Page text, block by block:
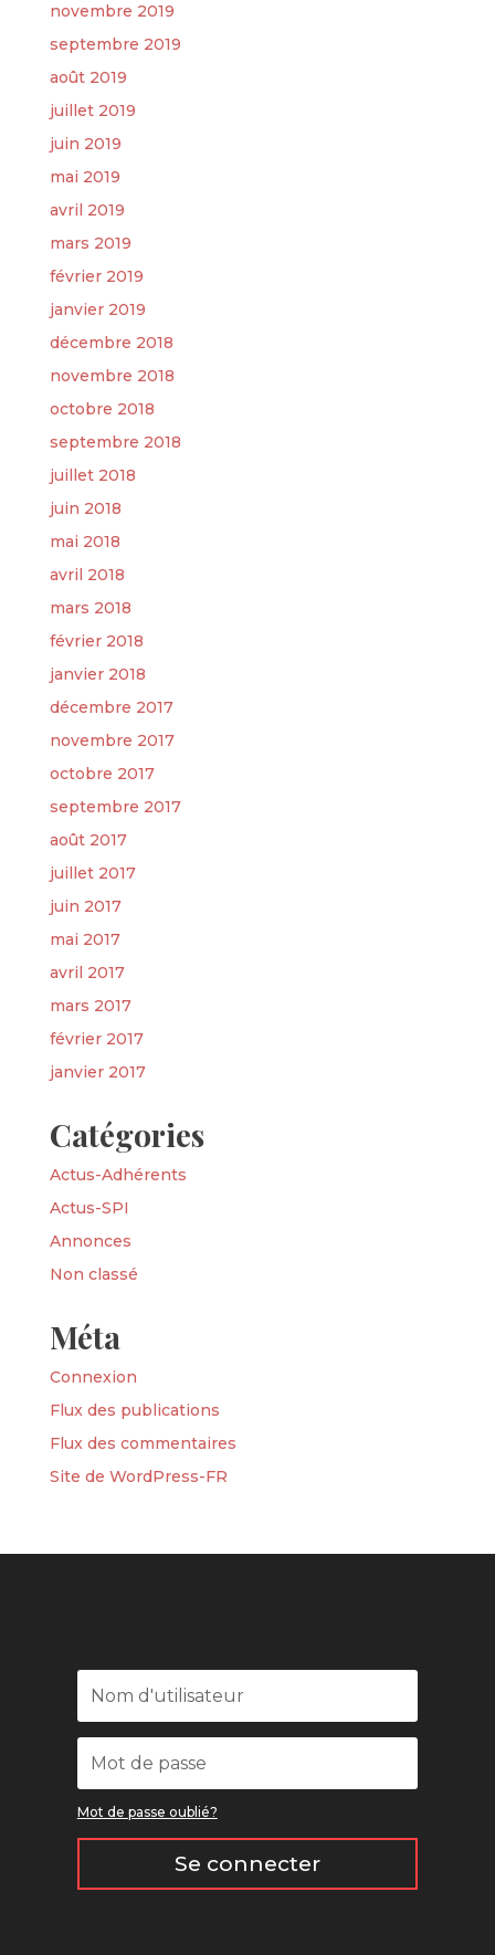
novembre 2019
septembre 2019
août 2019
juillet 2019
juin 2019
mai 2019
avril 2019
mars 2019
février 2019
janvier 2019
décembre 2018
novembre 2018
octobre 2018
septembre 2018
juillet 2018
juin 2018
mai 2018
avril 2018
mars 2018
février 2018
janvier 2018
décembre 2017
novembre 2017
octobre 2017
septembre 2017
août 2017
juillet 2017
juin 2017
mai 2017
avril 2017
mars 2017
février 2017
janvier 2017
Catégories
Actus-Adhérents
Actus-SPI
Annonces
Non classé
Méta
Connexion
Flux des publications
Flux des commentaires
Site de WordPress-FR
Mot de passe oublié?
Se connecter